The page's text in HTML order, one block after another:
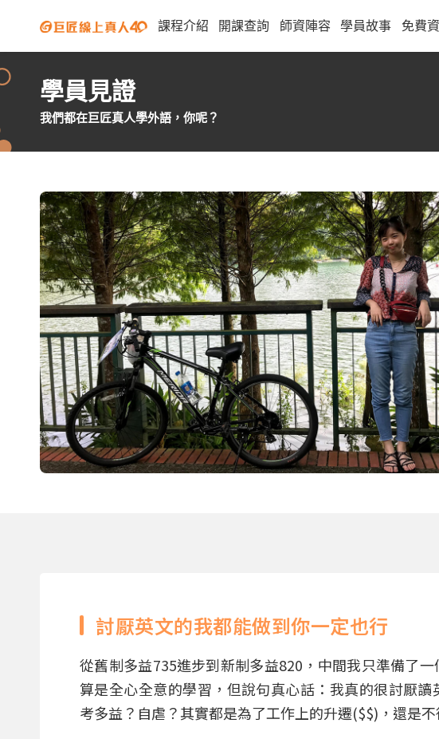
課程介紹 開課查詢 師資陣容 學員故事 免費
學員見證
我們都在巨匠真人學外語，你呢？
討厭英文的我都能做到你一定也行
從舊制多益735進步到新制多益820，中間我只準備了
算是全心全意的學習，但說句真心話：我真的很討厭
考多益？自虐？其實都是為了工作上的升遷($$)，還是不